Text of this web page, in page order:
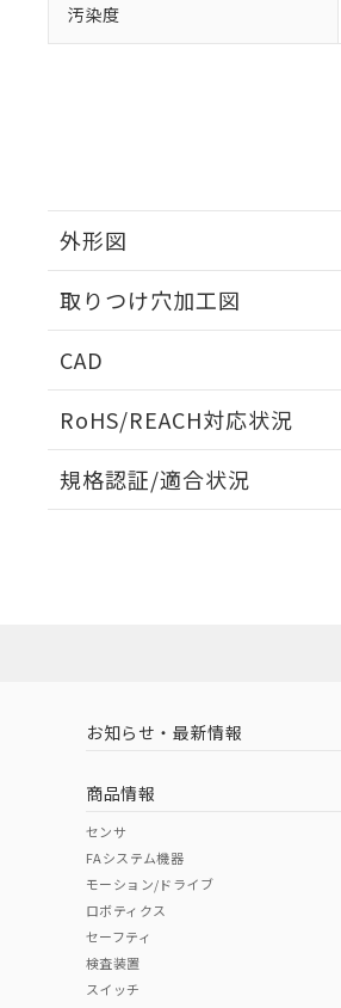
汚染度
外形図
取りつけ穴加工図
CAD
RoHS/REACH対応状況
EU RoHS 注意事項・凡例
中国 RoHS 注意事項・凡例
中国 RoHS表
Pb Hg
規格認証/適合状況
お知らせ・最新情報
商品情報
センサ
FAシステム機器
モーション/ドライブ
ロボティクス
セーフティ
検査装置
スイッチ